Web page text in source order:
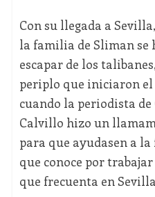
Con su llegada a
la familia de Sliman se
escapar de los
periplo que iniciaron el
cuando la periodista de
Calvillo hizo un
para que ayudasen a
que conoce por
que frecuenta en